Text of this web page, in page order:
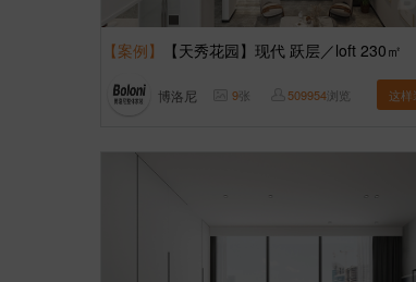
【案例】 【天秀花园】现代 跃层／loft 230㎡
博洛尼 9张 509954浏览 这样